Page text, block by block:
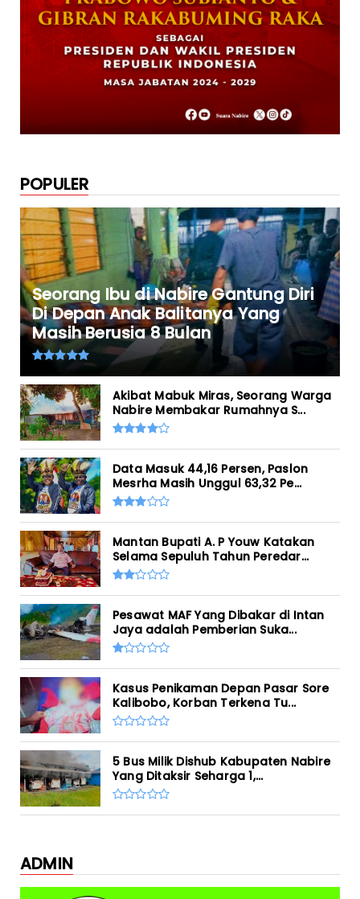
Rayakan HUT TNI ke-79. Dandim 1705
Nabire Gandeng Pelaku UMK...
October 23, 2024
POPULER
Seorang Ibu di Nabire Gantung Diri
Di Depan Anak Balitanya Yang
Masih Berusia 8 Bulan
Akibat Mabuk Miras, Seorang Warga
Nabire Membakar Rumahnya S...
Data Masuk 44,16 Persen, Paslon
Mesrha Masih Unggul 63,32 Pe...
Mantan Bupati A. P Youw Katakan
Selama Sepuluh Tahun Peredar...
Pesawat MAF Yang Dibakar di Intan
Jaya adalah Pemberian Suka...
Kasus Penikaman Depan Pasar Sore
Kalibobo, Korban Terkena Tu...
5 Bus Milik Dishub Kabupaten Nabire
Yang Ditaksir Seharga 1,...
ADMIN